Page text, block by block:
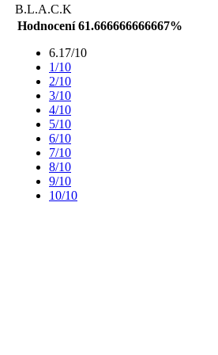
B.L.A.C.K
Hodnocení 61.666666666667%
6.17/10
1/10
2/10
3/10
4/10
5/10
6/10
7/10
8/10
9/10
10/10